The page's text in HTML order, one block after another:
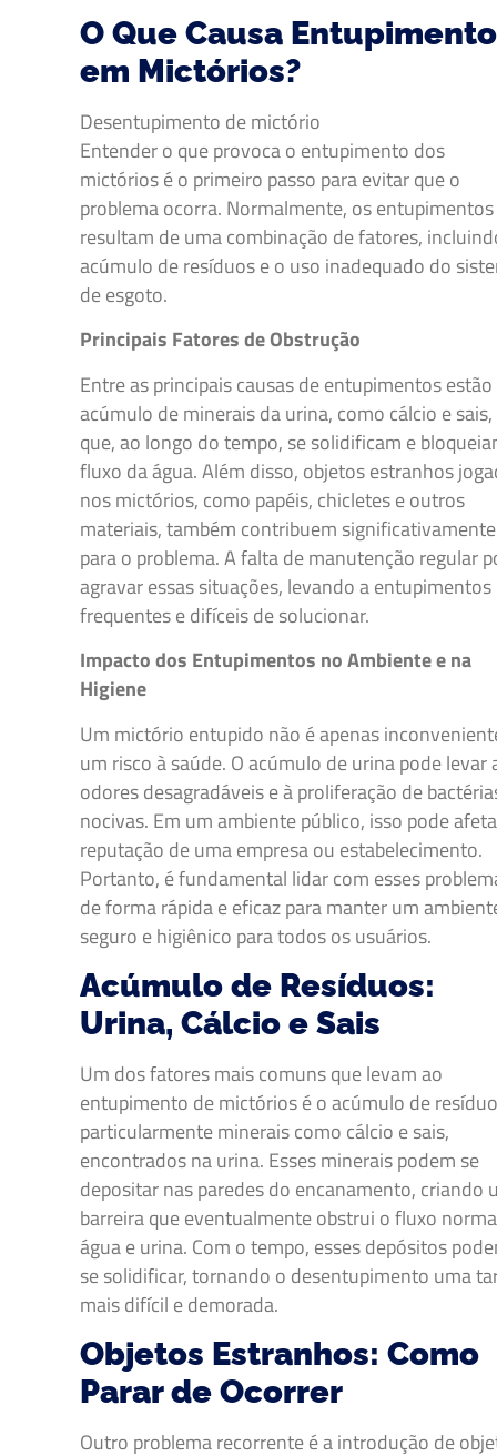
O Que Causa
em Mictórios?
Desentupimento de mictório
Entender o que provoca o entupimento dos
mictórios é o primeiro passo para evitar que o
problema ocorra. Normalmente, os entupimentos
resultam de uma combinação de fatores,
acúmulo de resíduos e o uso inadequado do
de esgoto.
Principais Fatores de Obstrução
Entre as principais causas de entupimentos
acúmulo de minerais da urina, como cálcio e sais,
que, ao longo do tempo, se solidificam e
fluxo da água. Além disso, objetos estranhos
nos mictórios, como papéis, chicletes e outros
materiais, também contribuem significativamente
para o problema. A falta de manutenção regular
agravar essas situações, levando a entupimentos
frequentes e difíceis de solucionar.
Impacto dos Entupimentos no Ambiente e na
Higiene
Um mictório entupido não é apenas
um risco à saúde. O acúmulo de urina pode levar
odores desagradáveis e à proliferação de
nocivas. Em um ambiente público, isso pode
reputação de uma empresa ou estabelecimento.
Portanto, é fundamental lidar com esses
de forma rápida e eficaz para manter um
seguro e higiênico para todos os usuários.
Acúmulo de Resíduos:
Urina, Cálcio e Sais
Um dos fatores mais comuns que levam ao
entupimento de mictórios é o acúmulo de
particularmente minerais como cálcio e sais,
encontrados na urina. Esses minerais podem se
depositar nas paredes do encanamento, criando
barreira que eventualmente obstrui o fluxo
água e urina. Com o tempo, esses depósitos
se solidificar, tornando o desentupimento uma
mais difícil e demorada.
Objetos Estranhos: Como
Parar de Ocorrer
Outro problema recorrente é a introdução de